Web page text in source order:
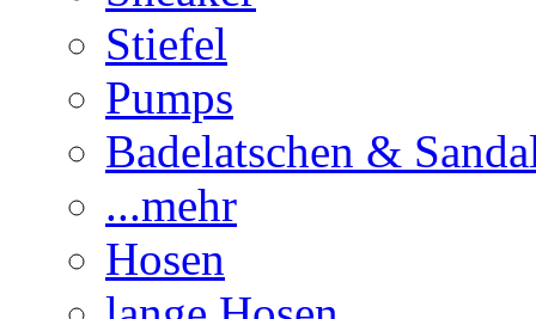
Stiefel
Pumps
Badelatschen &
...mehr
Hosen